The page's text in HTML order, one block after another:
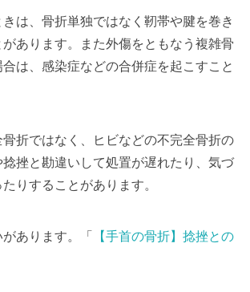
は、骨折単独ではなく靭帯や腱を巻き
あります。また外傷をともなう複雑骨
は、感染症などの合併症を起こすこと
折ではなく、ヒビなどの不完全骨折の
挫と勘違いして処置が遅れたり、気づ
りすることがあります。
あります。「
【手首の骨折】捻挫との